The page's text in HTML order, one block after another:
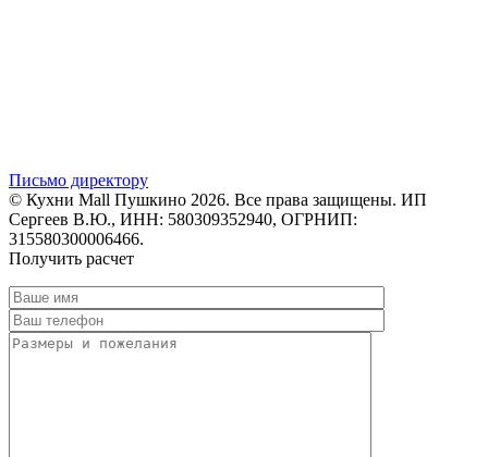
Письмо директору
© Кухни Mall Пушкино 2026. Все права защищены. ИП
Сергеев В.Ю., ИНН: 580309352940, ОГРНИП:
315580300006466.
Получить расчет